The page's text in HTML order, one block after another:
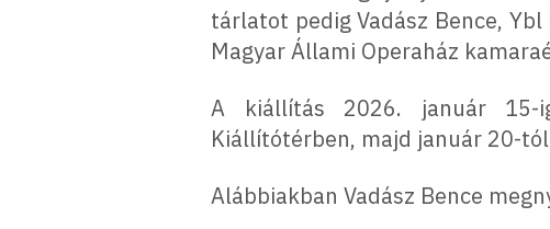
tárlatot pedig Vadász Bence,
Magyar Állami Operaház
A kiállítás 2026. január 15-
Kiállítótérben, majd január 20-
Alábbiakban Vadász Bence